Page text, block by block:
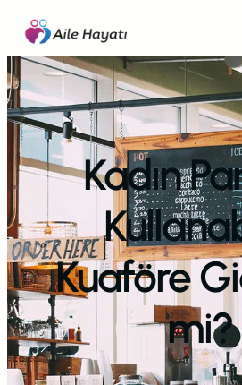
İçeriğe
geç
Kadın
Kuaföre
mi?